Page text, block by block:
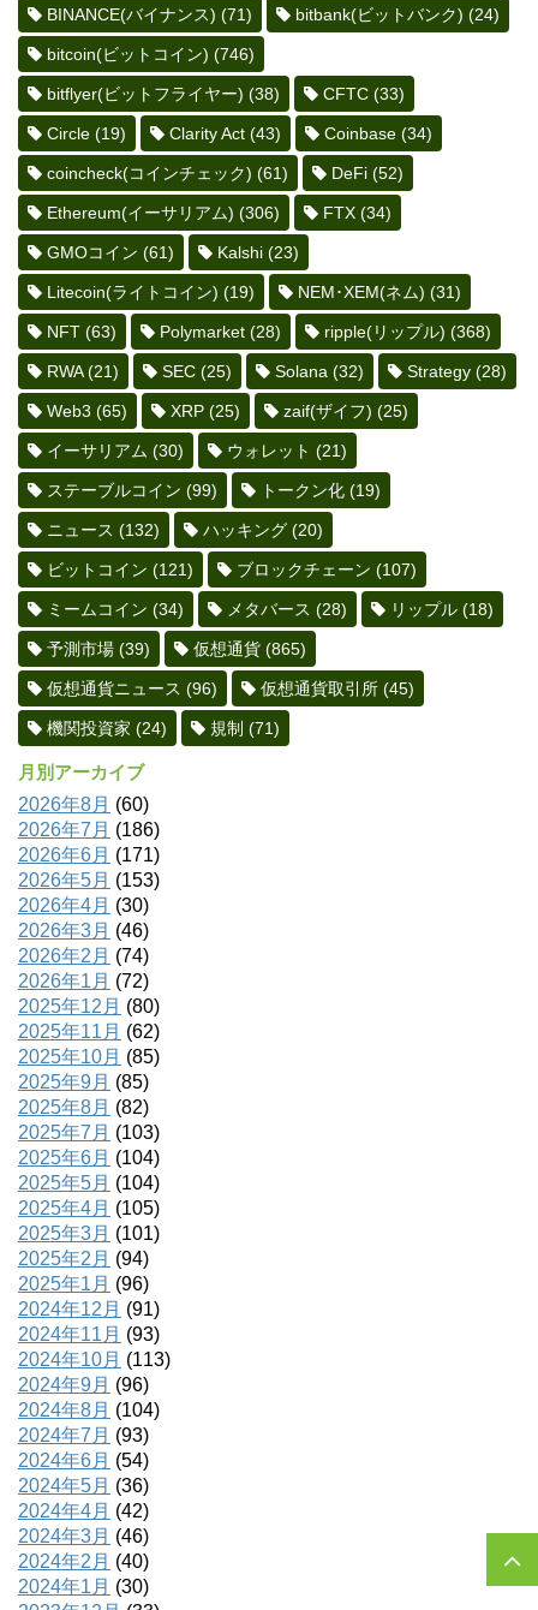
BINANCE(バイナンス) (71) bitbank(ビットバンク) (24)
bitcoin(ビットコイン) (746)
bitflyer(ビットフライヤー) (38) CFTC (33)
Circle (19) Clarity Act (43) Coinbase (34)
coincheck(コインチェック) (61) DeFi (52)
Ethereum(イーサリアム) (306) FTX (34)
GMOコイン (61) Kalshi (23)
Litecoin(ライトコイン) (19) NEM･XEM(ネム) (31)
NFT (63) Polymarket (28) ripple(リップル) (368)
RWA(21) SEC (25) Solana (32) Strategy (28)
Web3 (65) XRP (25) zaif(ザイフ) (25)
イーサリアム (30) ウォレット (21)
ステーブルコイン (99) トークン化 (19)
ニュース (132) ハッキング (20)
ビットコイン (121) ブロックチェーン (107)
ミームコイン (34) メタバース (28) リップル (18)
予測市場 (39) 仮想通貨 (865)
仮想通貨ニュース (96) 仮想通貨取引所 (45)
機関投資家 (24) 規制 (71)
月別アーカイブ
2026年8月 (60)
2026年7月 (186)
2026年6月 (171)
2026年5月 (153)
2026年4月 (30)
2026年3月 (46)
2026年2月 (74)
2026年1月 (72)
2025年12月 (80)
2025年11月 (62)
2025年10月 (85)
2025年9月 (85)
2025年8月 (82)
2025年7月 (103)
2025年6月 (104)
2025年5月 (104)
2025年4月 (105)
2025年3月 (101)
2025年2月 (94)
2025年1月 (96)
2024年12月 (91)
2024年11月 (93)
2024年10月 (113)
2024年9月 (96)
2024年8月 (104)
2024年7月 (93)
2024年6月 (54)
2024年5月 (36)
2024年4月 (42)
2024年3月 (46)
2024年2月 (40)
2024年1月 (30)